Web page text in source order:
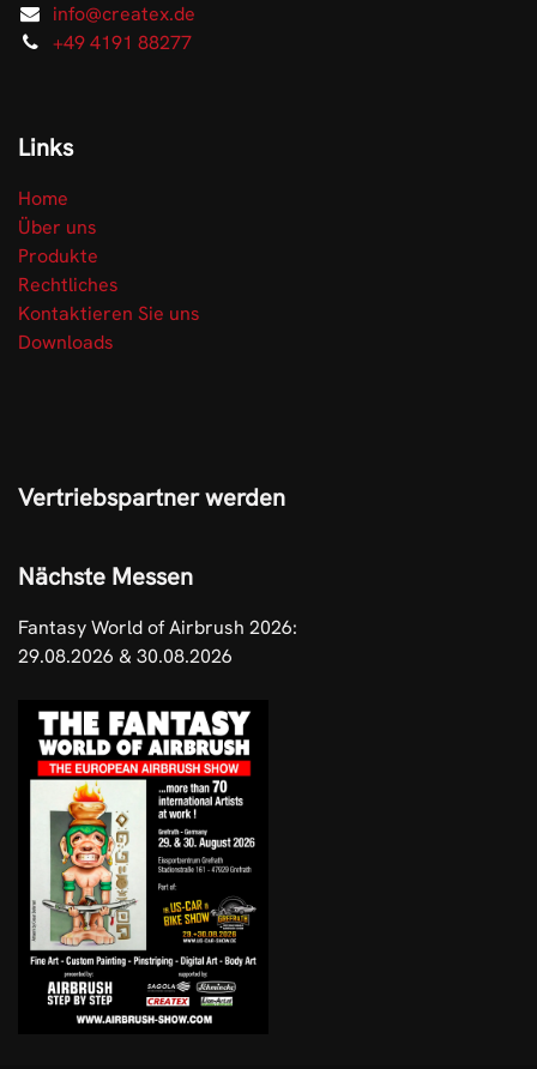
info@createx.de
+49 4191 88277
Links
Home
Über uns
Produkte
Rechtliches
Kontaktieren Sie uns
Downloads
Vertriebspartner werden
Nächste Messen
Fantasy World of Airbrush 2026:
29.08.2026 & 30.08.2026